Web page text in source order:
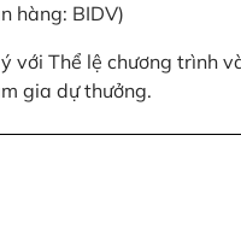
hàng: BIDV)
với Thể lệ chương trình
gia dự thưởng.